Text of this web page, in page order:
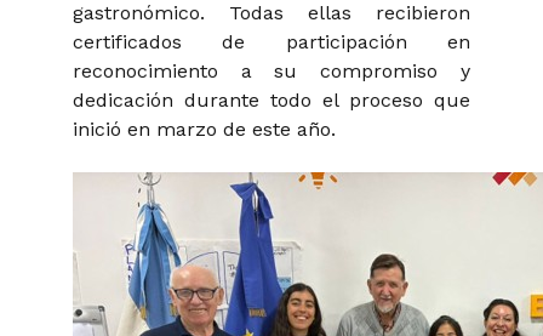
gastronómico. Todas ellas recibieron
certificados de participación en
reconocimiento a su compromiso y
dedicación durante todo el proceso que
inició en marzo de este año.